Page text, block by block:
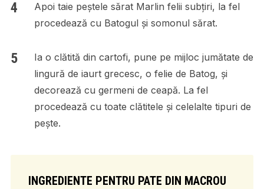
Apoi taie peștele sărat Marlin felii subțiri, la fel
procedează cu Batogul și somonul sărat.
Ia o clătită din cartofi, pune pe mijloc jumătate de
lingură de iaurt grecesc, o felie de Batog, și
decorează cu germeni de ceapă. La fel
procedează cu toate clătitele și celelalte tipuri de
pește.
INGREDIENTE PENTRU PATE DIN MACROU